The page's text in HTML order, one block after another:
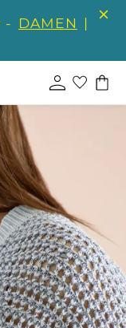
- DAMEN |